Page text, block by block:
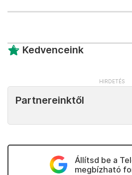
Kedvenceink
Partnereinktől
Állítsd be a
megbízható